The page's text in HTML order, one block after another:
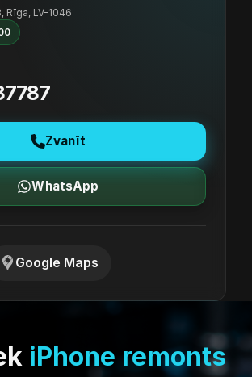
Rīga, LV-1046
Zvanīt
WhatsApp
Google Maps
iPhone remonts